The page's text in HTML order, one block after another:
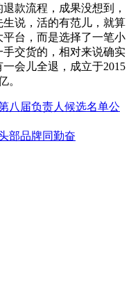
款流程，成果没想到，
说，活的有范儿，就算
台，而是选择了一笔小
交货的，相对来说确实
会儿全退，成立于2015
。
八届负责人候选名单公
部品牌同勤奋